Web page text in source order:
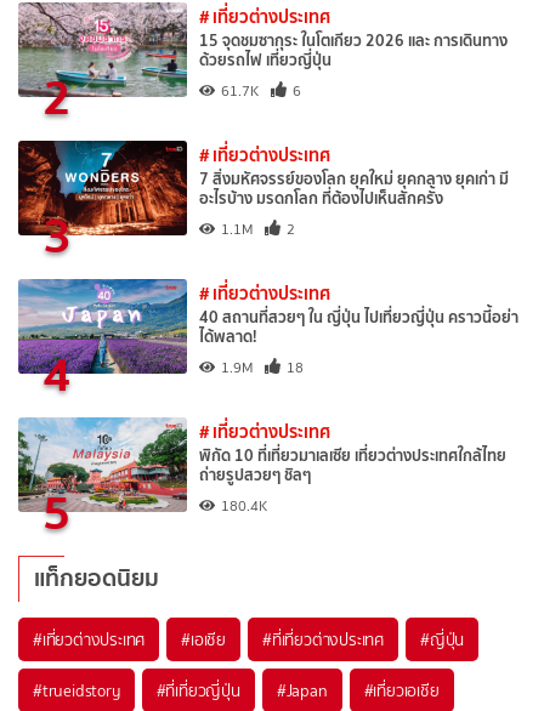
2
# เที่ยวต่างประเทศ
15 จุดชมซากุระ ในโตเกียว 2026 และ การเดินทาง
ด้วยรถไฟ เที่ยวญี่ปุ่น
61.7K 6
3
# เที่ยวต่างประเทศ
7 สิ่งมหัศจรรย์ของโลก ยุคใหม่ ยุคกลาง ยุคเก่า มี
อะไรบ้าง มรดกโลก ที่ต้องไปเห็นสักครั้ง
1.1M 2
4
# เที่ยวต่างประเทศ
40 สถานที่สวยๆ ใน ญี่ปุ่น ไปเที่ยวญี่ปุ่น คราวนี้อย่า
ได้พลาด!
1.9M 18
5
# เที่ยวต่างประเทศ
พิกัด 10 ที่เที่ยวมาเลเซีย เที่ยวต่างประเทศใกล้ไทย
ถ่ายรูปสวยๆ ชิลๆ
180.4K
แท็กยอดนิยม
#เที่ยวต่างประเทศ #เอเชีย #ที่เที่ยวต่างประเทศ #ญี่ปุ่น
#trueidstory #ที่เที่ยวญี่ปุ่น #Japan #เที่ยวเอเชีย